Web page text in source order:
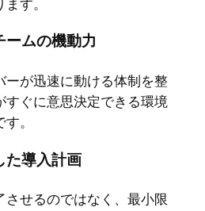
す。
ームの機動力
ーが迅速に動ける体制を整
すぐに意思決定できる環境
。
た導入計画
させるのではなく、最小限